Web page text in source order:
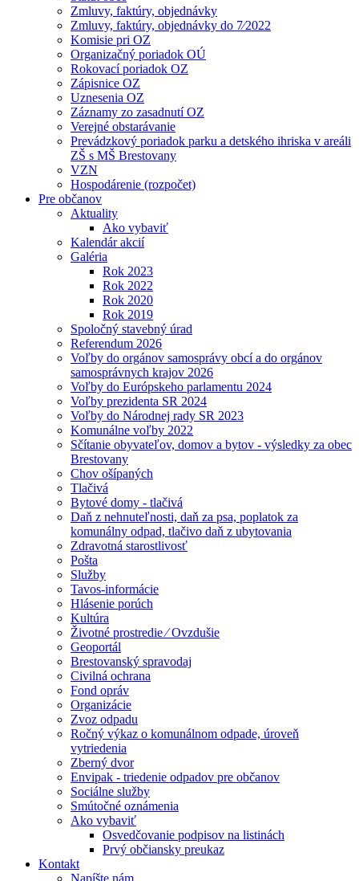
Zmluvy, faktúry, objednávky
Zmluvy, faktúry, objednávky do 7⁄2022
Komisie pri OZ
Organizačný poriadok OÚ
Rokovací poriadok OZ
Zápisnice OZ
Uznesenia OZ
Záznamy zo zasadnutí OZ
Verejné obstarávanie
Prevádzkový poriadok parku a detského ihriska v areáli
ZŠ s MŠ Brestovany
VZN
Hospodárenie (rozpočet)
Pre občanov
Aktuality
Ako vybaviť
Kalendár akcií
Galéria
Rok 2023
Rok 2022
Rok 2020
Rok 2019
Spoločný stavebný úrad
Referendum 2026
Voľby do orgánov samosprávy obcí a do orgánov
samosprávnych krajov 2026
Voľby do Európskeho parlamentu 2024
Voľby prezidenta SR 2024
Voľby do Národnej rady SR 2023
Komunálne voľby 2022
Sčítanie obyvateľov, domov a bytov - výsledky za obec
Brestovany
Chov ošípaných
Tlačivá
Bytové domy - tlačivá
Daň z nehnuteľnosti, daň za psa, poplatok za
komunálny odpad, tlačivo daň z ubytovania
Zdravotná starostlivosť
Pošta
Služby
Tavos-informácie
Hlásenie porúch
Kultúra
Životné prostredie ⁄ Ovzdušie
Geoportál
Brestovanský spravodaj
Civilná ochrana
Fond opráv
Organizácie
Zvoz odpadu
Ročný výkaz o komunálnom odpade, úroveň
vytriedenia
Zberný dvor
Envipak - triedenie odpadov pre občanov
Sociálne služby
Smútočné oznámenia
Ako vybaviť
Osvedčovanie podpisov na listinách
Prvý občiansky preukaz
Kontakt
Napíšte nám